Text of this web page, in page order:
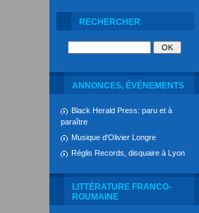
RECHERCHER
ANNONCES, ÉVÉNEMENTS
Black Herald Press: paru et à
paraître
Musique d'Olivier Longre
Réglis Records, disquaire à Lyon
LITTÉRATURE FRANCO-
ROUMAINE